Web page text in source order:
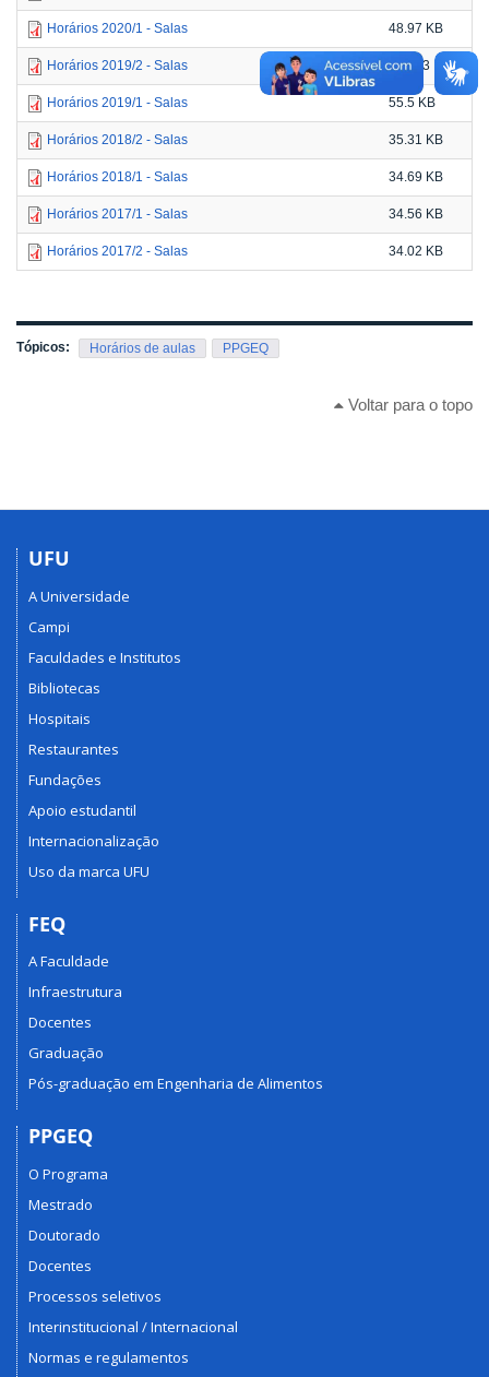
Horários 2020/1 - Salas 48.97 KB
Horários 2019/2 - Salas 172.63 KB
Horários 2019/1 - Salas 55.5 KB
Horários 2018/2 - Salas 35.31 KB
Horários 2018/1 - Salas 34.69 KB
Horários 2017/1 - Salas 34.56 KB
Horários 2017/2 - Salas 34.02 KB
Tópicos: Horários de aulas PPGEQ
Voltar para o topo
UFU
A Universidade
Campi
Faculdades e Institutos
Bibliotecas
Hospitais
Restaurantes
Fundações
Apoio estudantil
Internacionalização
Uso da marca UFU
FEQ
A Faculdade
Infraestrutura
Docentes
Graduação
Pós-graduação em Engenharia de Alimentos
PPGEQ
O Programa
Mestrado
Doutorado
Docentes
Processos seletivos
Interinstitucional / Internacional
Normas e regulamentos